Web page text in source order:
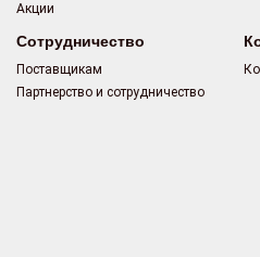
Акции
Сотрудничество
Поставщикам
Партнерство и сотрудничество